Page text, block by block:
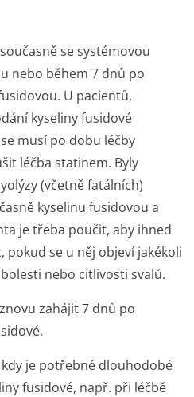
se systémovou
nebo během 7 dnů po
U pacientů,
kyseliny fusidové
musí po dobu léčby
léčba statinem. Byly
(včetně fatálních)
kyselinu fusidovou a
je třeba poučit, aby ihned
pokud se u něj objeví jakékoli
nebo citlivosti svalů.
zahájit 7 dnů po
je potřebné dlouhodobé
fusidové, např. při léčbě